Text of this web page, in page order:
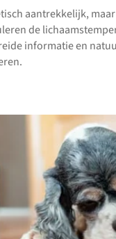
aantrekkelijk,
de
informatie en